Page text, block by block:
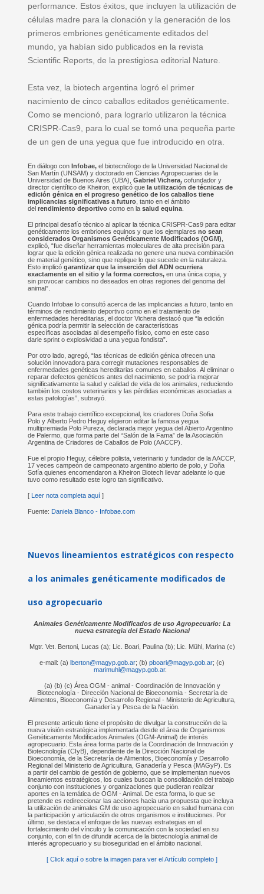
performance. Estos éxitos, que incluyen la utilización de
células madre para la clonación y la generación de los
primeros embriones genéticamente editados del
mundo, ya habían sido publicados en la revista
Scientific Reports, de la prestigiosa editorial Nature.
Esta vez, la biotech argentina logró el primer
nacimiento de cinco caballos editados genéticamente.
Como se mencionó, para lograrlo utilizaron la técnica
CRISPR-Cas9, para lo cual se tomó una pequeña parte
de un gen de una yegua que fue introducido en otra.
En diálogo con Infobae,el biotecnólogo de la Universidad Nacional de
San Martín (UNSAM) y doctorado en Ciencias Agropecuarias de la
Universidad de Buenos Aires (UBA), Gabriel Vichera,cofundador y
director científico de Kheiron, explicó que la utilización de técnicas de
edición génica en el progreso genético de los caballos tiene
implicancias significativas a futuro, tanto en el ámbito
del rendimiento deportivocomo en la salud equina.
El principal desafío técnico al aplicar la técnica CRISPR-Cas9 para editar
genéticamente los embriones equinos y que los ejemplares no sean
considerados Organismos Genéticamente Modificados (OGM)
explicó, “fue diseñar herramientas moleculares de alta precisión para
lograr que la edición génica realizada no genere una nueva combinación
de material genético, sino que replique lo que sucede en la naturaleza.
Esto implicó garantizar que la inserción del ADN ocurriera
exactamente en el sitio y la forma correctos, en una única copia, y
sin provocar cambios no deseados en otras regiones del genoma del
animal”.
Cuando Infobae lo consultó acerca de las implicancias a futuro, tanto en
términos de rendimiento deportivo como en el tratamiento de
enfermedades hereditarias, el doctor Vichera destacó que “la edición
génica podría permitir la selección de características
específicas asociadas al desempeño físico, como en este caso
darle sprint o explosividad a una yegua fondista”.
Por otro lado, agregó, “las técnicas de edición génica ofrecen una
solución innovadora para corregir mutaciones responsables de
enfermedades genéticas hereditarias comunes en caballos. Al eliminar o
reparar defectos genéticos antes del nacimiento, se podría mejorar
significativamente la salud y calidad de vida de los animales, reduciendo
también los costos veterinarios y las pérdidas económicas asociadas a
estas patologías”, subrayó.
Para este trabajo científico excepcional, los criadores Doña Sofia
Polo y Alberto Pedro Heguy eligieron editar la famosa yegua
multipremiada Polo Pureza, declarada mejor yegua del Abierto Argentino
de Palermo, que forma parte del “Salón de la Fama” de la Asociación
Argentina de Criadores de Caballos de Polo (AACCP).
Fue el propio Heguy, célebre polista, veterinario y fundador de la AACCP,
17 veces campeón de campeonato argentino abierto de polo, y Doña
Sofía quienes encomendaron a Kheiron Biotech llevar adelante lo que
tuvo como resultado este logro tan significativo.
[Leer nota completa aquí]
Fuente: Daniela Blanco - Infobae.com
Nuevos lineamientos estratégicos con respecto
a los animales genéticamente modificados de
uso agropecuario
Animales Genéticamente Modificados de uso Agropecuario: La
nueva estrategia del Estado Nacional
Mgtr. Vet. Bertoni, Lucas (a); Lic. Boari, Paulina (b); Lic. Mühl, Marina (c)
e-mail: (a) lberton@magyp.gob.ar; (b) pboari@magyp.gob.ar; (c)
marimuhl@magyp.gob.ar.
(a) (b) (c) Área OGM - animal - Coordinación de Innovación y
Biotecnología - Dirección Nacional de Bioeconomía - Secretaría de
Alimentos, Bioeconomía y Desarrollo Regional - Ministerio de Agricultura,
Ganadería y Pesca de la Nación.
El presente artículo tiene el propósito de divulgar la construcción de la
nueva visión estratégica implementada desde el área de Organismos
Genéticamente Modificados Animales (OGM-Animal) de interés
agropecuario. Esta área forma parte de la Coordinación de Innovación y
Biotecnología (CIyB), dependiente de la Dirección Nacional de
Bioeconomía, de la Secretaría de Alimentos, Bioeconomía y Desarrollo
Regional del Ministerio de Agricultura, Ganadería y Pesca (MAGyP). Es
a partir del cambio de gestión de gobierno, que se implementan nuevos
lineamientos estratégicos, los cuales buscan la consolidación del trabajo
conjunto con instituciones y organizaciones que pudieran realizar
aportes en la temática de OGM - Animal. De esta forma, lo que se
pretende es redireccionar las acciones hacia una propuesta que incluya
la utilización de animales GM de uso agropecuario en salud humana con
la participación y articulación de otros organismos e instituciones. Por
último, se destaca el enfoque de las nuevas estrategias en el
fortalecimiento del vínculo y la comunicación con la sociedad en su
conjunto, con el fin de difundir acerca de la biotecnología animal de
interés agropecuario y su bioseguridad en el ámbito nacional.
[ Click aquí o sobre la imagen para ver el Artículo completo ]